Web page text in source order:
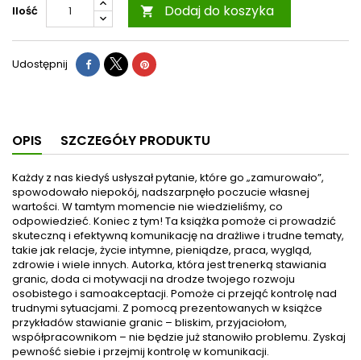
Ilość  Dodaj do koszyka
Udostępnij
OPIS SZCZEGÓŁY PRODUKTU
Każdy z nas kiedyś usłyszał pytanie, które go „zamurowało”,
spowodowało niepokój, nadszarpnęło poczucie własnej
wartości. W tamtym momencie nie wiedzieliśmy, co
odpowiedzieć. Koniec z tym! Ta książka pomoże ci prowadzić
skuteczną i efektywną komunikację na drażliwe i trudne tematy,
takie jak relacje, życie intymne, pieniądze, praca, wygląd,
zdrowie i wiele innych. Autorka, która jest trenerką stawiania
granic, doda ci motywacji na drodze twojego rozwoju
osobistego i samoakceptacji. Pomoże ci przejąć kontrolę nad
trudnymi sytuacjami. Z pomocą prezentowanych w książce
przykładów stawianie granic – bliskim, przyjaciołom,
współpracownikom – nie będzie już stanowiło problemu. Zyskaj
pewność siebie i przejmij kontrolę w komunikacji.